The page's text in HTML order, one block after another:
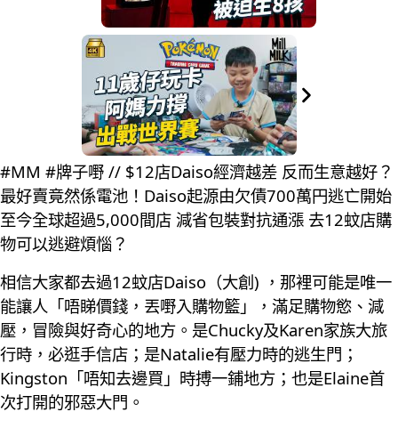
#MM #牌子嘢 // $12店Daiso經濟越差 反而生意越好？
最好賣竟然係電池！Daiso起源由欠債700萬円逃亡開始
至今全球超過5,000間店 減省包裝對抗通漲 去12蚊店購
物可以逃避煩惱？
相信大家都去過12蚊店Daiso（大創) ，那裡可能是唯一
能讓人「唔睇價錢，丟嘢入購物籃」，滿足購物慾、減
壓，冒險與好奇心的地方。是Chucky及Karen家族大旅
行時，必逛手信店；是Natalie有壓力時的逃生門；
Kingston「唔知去邊買」時搏一鋪地方；也是Elaine首
次打開的邪惡大門。